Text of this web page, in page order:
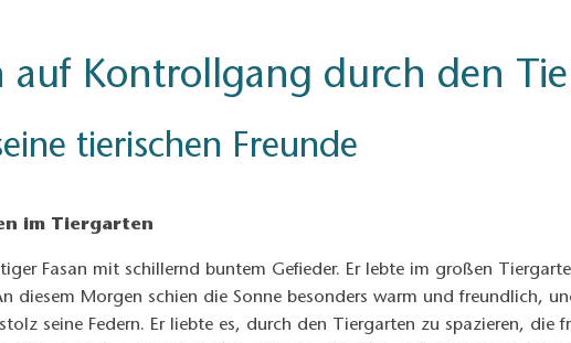
auf Kontrollgang durch den
tierischen Freunde
im Tiergarten
Fasan mit schillernd buntem Gefieder. Er lebte im großen
diesem Morgen schien die Sonne besonders warm und freundlich,
seine Federn. Er liebte es, durch den Tiergarten zu spazieren, die